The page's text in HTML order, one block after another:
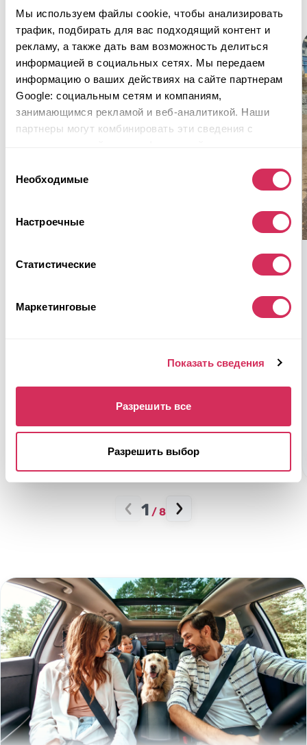
Мы используем файлы cookie, чтобы анализировать
трафик, подбирать для вас подходящий контент и
рекламу, а также дать вам возможность делиться
информацией в социальных сетях. Мы передаем
информацию о ваших действиях на сайте партнерам
Google: социальным сетям и компаниям,
занимающимся рекламой и веб-аналитикой. Наши
партнеры могут комбинировать эти сведения с
вами их сервисов.
согласия
Необходимые
Настроечные
Статистические
Маркетинговые
Показать сведения
Разрешить все
Разрешить выбор
растаможке. Обращайтесь!🙂
Будет интересно
32 632 мили
Сделать ставку
Подробнее
1 /8